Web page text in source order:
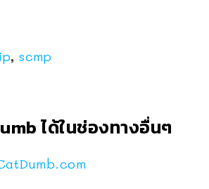
, scmp
ได้ในช่องทางอื่นๆ